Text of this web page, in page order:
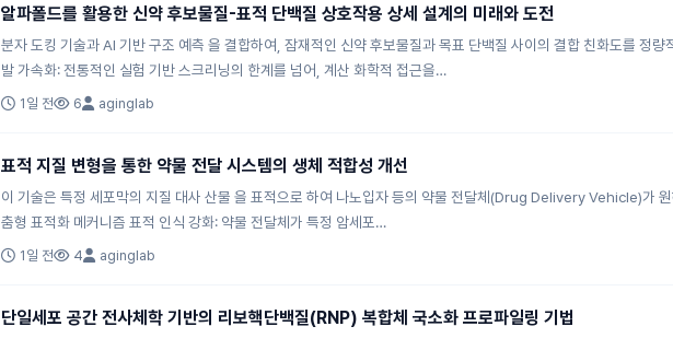
알파폴드를 활용한 신약 후보물질-표적 단백질 상호작용 상세 설계의 미래와 도전
분자 도킹 기술과 AI 기반 구조 예측 을 결합하여, 잠재적인 신약 후보물질과 목표 단백질 사이의 결합 친화도를 정
발 가속화: 전통적인 실험 기반 스크리닝의 한계를 넘어, 계산 화학적 접근을…
1일 전 6 aginglab
표적 지질 변형을 통한 약물 전달 시스템의 생체 적합성 개선
이 기술은 특정 세포막의 지질 대사 산물 을 표적으로 하여 나노입자 등의 약물 전달체(Drug Delivery Vehicle)가
춤형 표적화 메커니즘 표적 인식 강화: 약물 전달체가 특정 암세포…
1일 전 4 aginglab
단일세포 공간 전사체학 기반의 리보핵단백질(RNP) 복합체 국소화 프로파일링 기법